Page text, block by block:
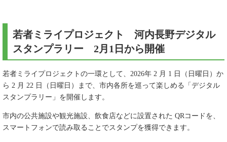
若者ミライプロジェクト 河内長野デジタル
スタンプラリー 2月1日から開催
若者ミライプロジェクトの一環として、2026年 2 月 1 日（日曜日）か
ら 2 月 22 日（日曜日）まで、市内各所を巡って楽しめる「デジタル
スタンプラリー」を開催します。
市内の公共施設や観光施設、飲食店などに設置された QRコードを、
スマートフォンで読み取ることでスタンプを獲得できます。